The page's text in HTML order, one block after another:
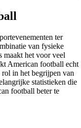
ter
van fysieke
maakt het voor veel
American football echt
rol in het begrijpen van
statistieken die
football beter te